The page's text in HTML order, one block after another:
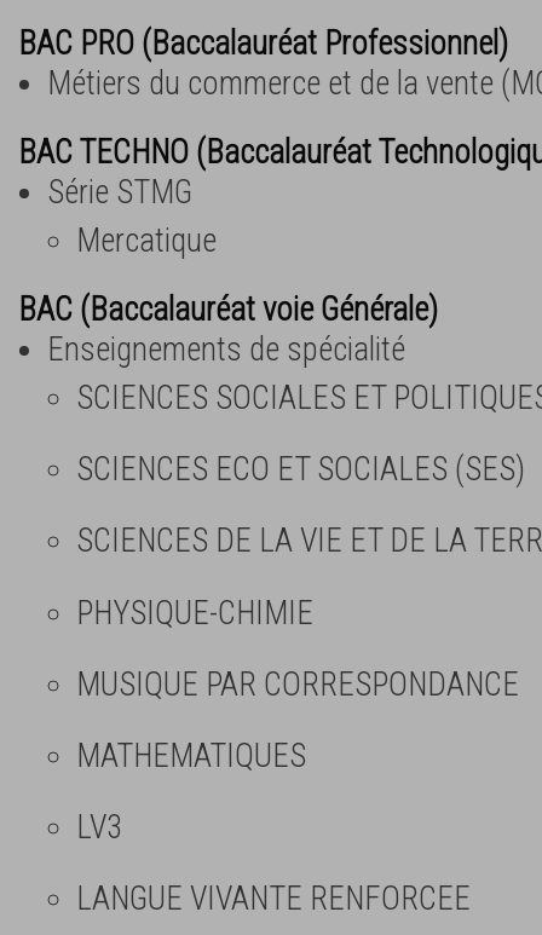
BAC PRO (Baccalauréat Professionnel)
Métiers du commerce et de la vente
BAC TECHNO (Baccalauréat
Série STMG
Mercatique
BAC (Baccalauréat voie Générale)
Enseignements de spécialité
SCIENCES SOCIALES ET
SCIENCES ECO ET SOCIALES (SES)
SCIENCES DE LA VIE ET DE LA
PHYSIQUE-CHIMIE
MUSIQUE PAR CORRESPONDANCE
MATHEMATIQUES
LV3
LANGUE VIVANTE RENFORCEE